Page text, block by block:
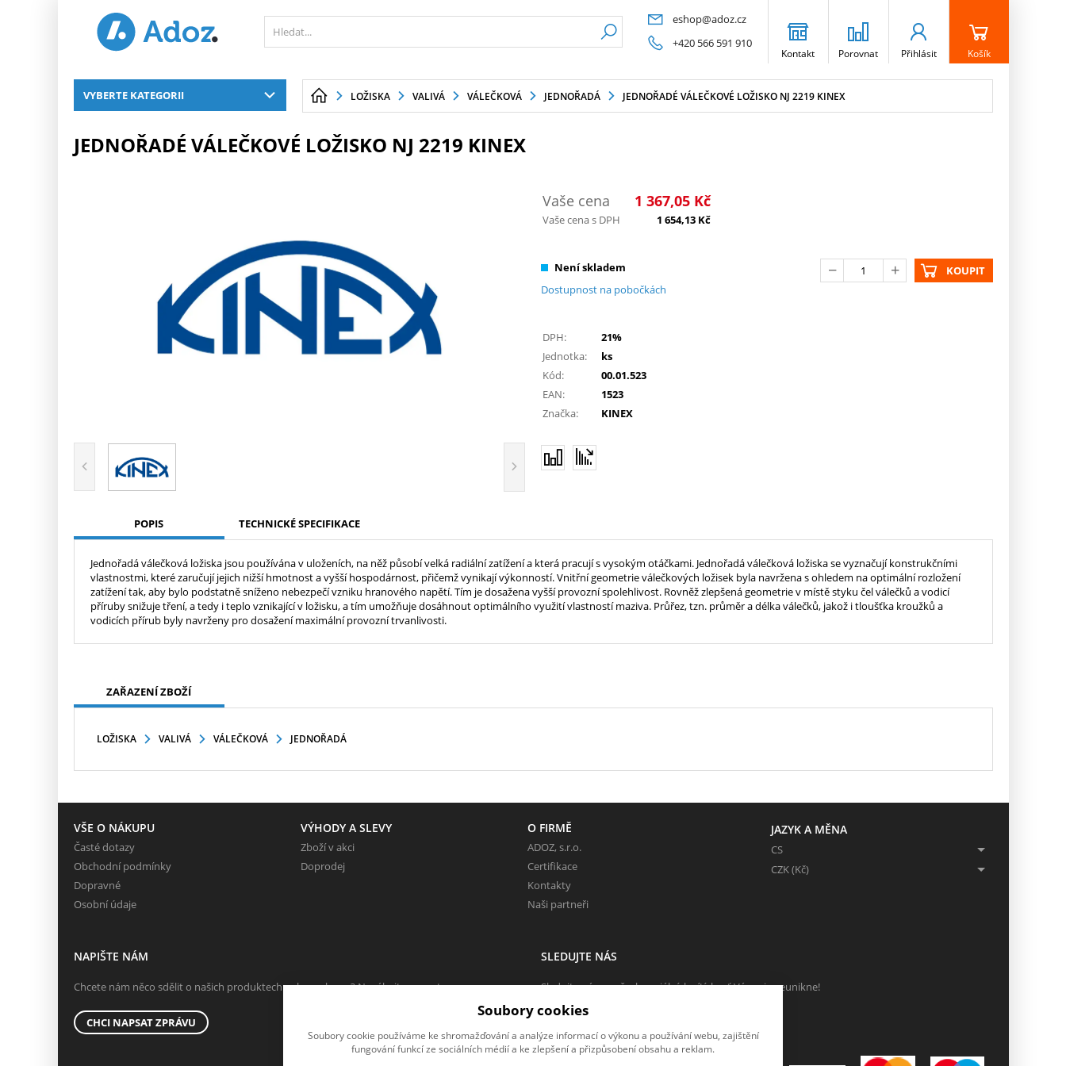
eshop@adoz.cz
+420 566 591 910
Kontakt Porovnat Přihlásit Košík
VYBERTE KATEGORII LOŽISKA VALIVÁ VÁLEČKOVÁ JEDNOŘADÁ JEDNOŘADÉ VÁLEČKOVÉ LOŽISKO NJ 2219 KINEX
JEDNOŘADÉ VÁLEČKOVÉ LOŽISKO NJ 2219 KINEX
Vaše cena 1 367,05 Kč
Vaše cena s DPH 1 654,13 Kč
Není skladem
Dostupnost na pobočkách
KOUPIT
DPH:
21%
Jednotka:
ks
Kód:
00.01.523
EAN:
1523
Značka:
KINEX
POPIS TECHNICKÉ SPECIFIKACE
Jednořadá válečková ložiska jsou používána v uloženích, na něž působí velká radiální zatížení a která pracují s vysokým otáčkami. Jednořadá válečková ložiska se vyznačují konstrukčními
vlastnostmi, které zaručují jejich nižší hmotnost a vyšší hospodárnost, přičemž vynikají výkonností. Vnitřní geometrie válečkových ložisek byla navržena s ohledem na optimální rozložení
zatížení tak, aby bylo podstatně sníženo nebezpečí vzniku hranového napětí. Tím je dosažena vyšší provozní spolehlivost. Rovněž zlepšená geometrie v místě styku čel válečků a vodicí
příruby snižuje tření, a tedy i teplo vznikající v ložisku, a tím umožňuje dosáhnout optimálního využití vlastností maziva. Průřez, tzn. průměr a délka válečků, jakož i tloušťka kroužků a
vodicích přírub byly navrženy pro dosažení maximální provozní trvanlivosti.
ZAŘAZENÍ ZBOŽÍ
LOŽISKA VALIVÁ VÁLEČKOVÁ JEDNOŘADÁ
VŠE O NÁKUPU
Časté dotazy
Obchodní podmínky
Dopravné
Osobní údaje
VÝHODY A SLEVY
Zboží v akci
Doprodej
O FIRMĚ
ADOZ, s.r.o.
Certifikace
Kontakty
Naši partneři
JAZYK A MĚNA
CS
CZK (Kč)
NAPIŠTE NÁM
Chcete nám něco sdělit o našich produktech nebo e-shopu? Neváhejte napsat.
CHCI NAPSAT ZPRÁVU
SLEDUJTE NÁS
Sledujte nás na všech sociálních sítích, ať Vám nic neunikne!
Soubory cookies
Soubory cookie používáme ke shromažďování a analýze informací o výkonu a používání webu, zajištění
fungování funkcí ze sociálních médií a ke zlepšení a přizpůsobení obsahu a reklam.